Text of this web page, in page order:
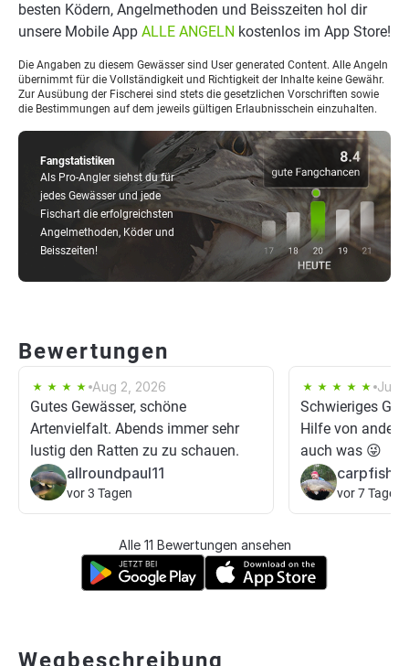
Fangstatistiken
Als Pro-Angler siehst du für
jedes Gewässer und jede
Fischart die erfolgreichsten
Angelmethoden, Köder und
Beisszeiten!
besten Ködern, Angelmethoden und Beisszeiten hol dir
unsere Mobile App ALLE ANGELN kostenlos im App Store!
Die Angaben zu diesem Gewässer sind User generated Content. Alle Angeln
übernimmt für die Vollständigkeit und Richtigkeit der Inhalte keine Gewähr.
Zur Ausübung der Fischerei sind stets die gesetzlichen Vorschriften sowie
die Bestimmungen auf dem jeweils gültigen Erlaubnisschein einzuhalten.
Bewertungen
Aug 2, 2026
Gutes Gewässer, schöne
Artenvielfalt. Abends immer sehr
lustig den Ratten zu zu schauen.
allroundpaul11
vor 3 Tagen
Jul
Schwieriges
Hilfe von
auch was 😜
vor 7 Tagen
Alle 11 Bewertungen ansehen
Wegbeschreibung